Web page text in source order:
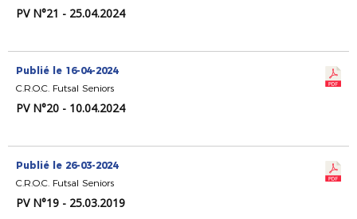
PV N°21 - 25.04.2024
Publié le 16-04-2024
C.R.O.C. Futsal Seniors
PV N°20 - 10.04.2024
Publié le 26-03-2024
C.R.O.C. Futsal Seniors
PV N°19 - 25.03.2019